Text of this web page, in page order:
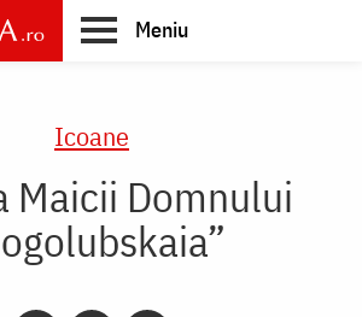
Meniu
Icoane
Maicii Domnului